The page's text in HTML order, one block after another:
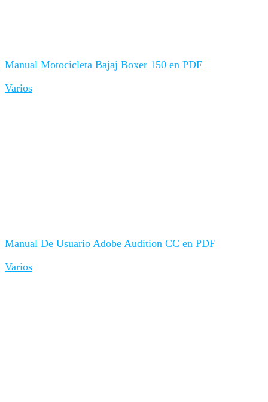
Manual Motocicleta Bajaj Boxer 150 en PDF
Varios
Manual De Usuario Adobe Audition CC en PDF
Varios